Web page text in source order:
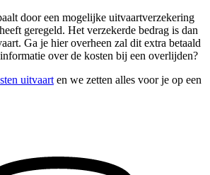
door een mogelijke uitvaartverzekering
geregeld. Het verzekerde bedrag is dan
Ga je hier overheen zal dit extra betaald
over de kosten bij een overlijden?
uitvaart en we zetten alles voor je op een